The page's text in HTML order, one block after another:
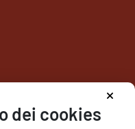
dei cookies